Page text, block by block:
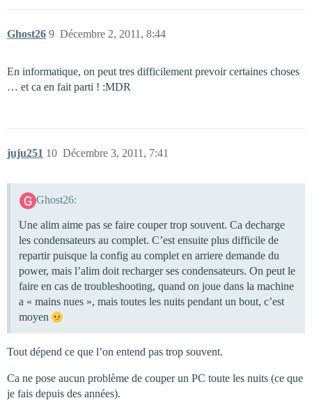
Ghost26 Décembre 2, 2011, 8:44
9
En informatique, on peut tres difficilement prevoir certaines choses
… et ca en fait parti ! :MDR
juju251 Décembre 3, 2011, 7:41
10
Ghost26:
Une alim aime pas se faire couper trop souvent. Ca decharge
les condensateurs au complet. C’est ensuite plus difficile de
repartir puisque la config au complet en arriere demande du
power, mais l’alim doit recharger ses condensateurs. On peut le
faire en cas de troubleshooting, quand on joue dans la machine
a « mains nues », mais toutes les nuits pendant un bout, c’est
moyen
Tout dépend ce que l’on entend pas trop souvent.
Ca ne pose aucun problème de couper un PC toute les nuits (ce que
je fais depuis des années).